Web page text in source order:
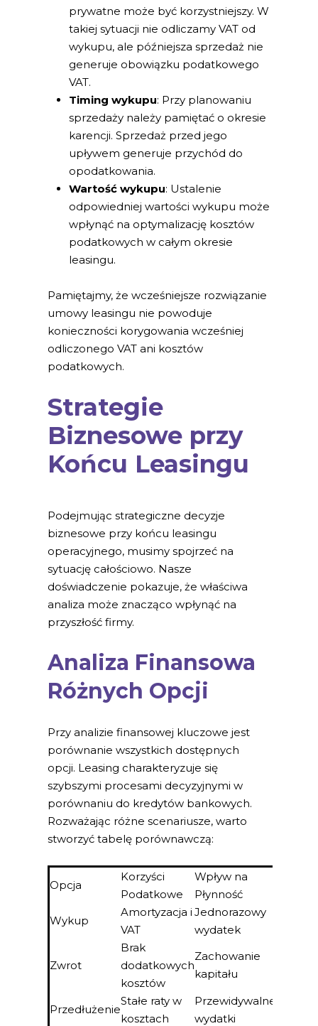
prywatne może być korzystniejszy. W
takiej sytuacji nie odliczamy VAT od
wykupu, ale późniejsza sprzedaż nie
generuje obowiązku podatkowego
VAT.
Timing wykupu: Przy planowaniu
sprzedaży należy pamiętać o okresie
karencji. Sprzedaż przed jego
upływem generuje przychód do
opodatkowania.
Wartość wykupu: Ustalenie
odpowiedniej wartości wykupu może
wpłynąć na optymalizację kosztów
podatkowych w całym okresie
leasingu.
Pamiętajmy, że wcześniejsze rozwiązanie
umowy leasingu nie powoduje
konieczności korygowania wcześniej
odliczonego VAT ani kosztów
podatkowych.
Strategie
Biznesowe przy
Końcu Leasingu
Podejmując strategiczne decyzje
biznesowe przy końcu leasingu
operacyjnego, musimy spojrzeć na
sytuację całościowo. Nasze
doświadczenie pokazuje, że właściwa
analiza może znacząco wpłynąć na
przyszłość firmy.
Analiza Finansowa
Różnych Opcji
Przy analizie finansowej kluczowe jest
porównanie wszystkich dostępnych
opcji. Leasing charakteryzuje się
szybszymi procesami decyzyjnymi w
porównaniu do kredytów bankowych.
Rozważając różne scenariusze, warto
stworzyć tabelę porównawczą:
Opcja
Korzyści
Podatkowe
Wpływ na
Płynność
Wykup
Amortyzacja i
VAT
Jednorazowy
wydatek
Zwrot
Brak
dodatkowych
kosztów
Zachowanie
kapitału
Przedłużenie
Stałe raty w
kosztach
Przewidywalne
wydatki